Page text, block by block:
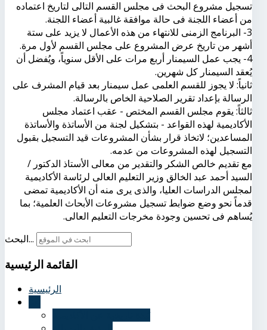
تسجيل مشروع البحث فى مجلس القسم التالى لتاريخ اعتماده
من أعضاء اللجنة فى حالة موافقة غالبية أعضاء اللجنة.
3- البرنامج الزمنى للانتهاء من هذه الأعمال لا يزيد على ستة
أشهر من تاريخ عرض المشروع على مجلس القسم لأول مرة.
4- يجب عمل السيمنار أربع مرات على الأقل سنوياً، ويُفضل أن
يُعقد السيمنار كل شهرين.
ثانياً: لا يجوز للقسم العلمى عمل سيمنار بعد قيام المشرف على
الرسالة بإعداد تقرير الصلاحية الخاص بالرسالة.
ثالثاً: يقوم مجلس القسم المختص - عقب اعتماد مجلس
الأكاديمية لهذه القواعد - بتشكيل لجنة من الأساتذة والأساتذة
المساعدين؛ لاتخاذ قرار بشأن المشروعات قيد التسجيل بقبول
التسجيل لهذه المشروعات من عدمه.
مع تقديم خالص الشكر والتقدير من معالى الأستاذ الدكتور /
السيد أحمد عبد الخالق وزير التعليم العالى لرئاسة الأكاديمية
لمجلس الدراسات العليا، والذى يرى منه أن الأكاديمية تمضى
قدماً نحو وضع ضوابط تسجيل مشروعات الأبحاث العلمية؛ بما
يُساهم فى تحسين وجودة مخرجات التعليم العالى.
البحث...
القائمة الرئيسية
الرئيسية